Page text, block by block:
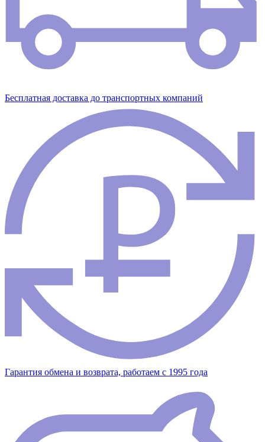
Бесплатная доставка до транспортных компаний
Гарантия обмена и возврата, работаем с 1995 года